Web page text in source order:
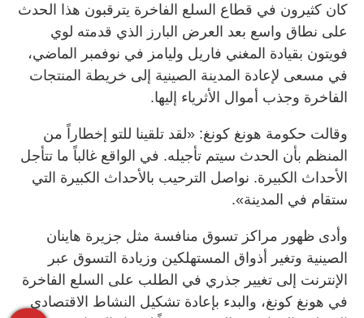
كان كثيرون في قطاع السلع الفاخرة يترقبون هذا الحدث
على نطاق واسع بعد العرض البارز الذي قدمته لوي
فويتون بقيادة المغني فاريل وليامز في نوفمبر الماضي،
في مسعى لإعادة المدينة الصينية إلى خريطة المنتجات
الفاخرة وجذب أموال الأثرياء إليها.
وقالت حكومة هونغ كونغ: «لقد تلقينا للتو إخطاراً من
المنظم بأن الحدث سيتم تأجيله. في الواقع غالباً ما تتأجل
الأحداث الكبيرة. نواصل الترحيب بالأحداث الكبيرة التي
ستقام في المدينة».
وأدى ظهور مراكز تسوق منافسة مثل جزيرة هاينان
الصينية وتغير أذواق المستهلكين وزيادة التسوق عبر
الإنترنت إلى تغيير جذري في الطلب على السلع الفاخرة
في هونغ كونغ، والبدء بإعادة تشكيل النشاط الاقتصادي